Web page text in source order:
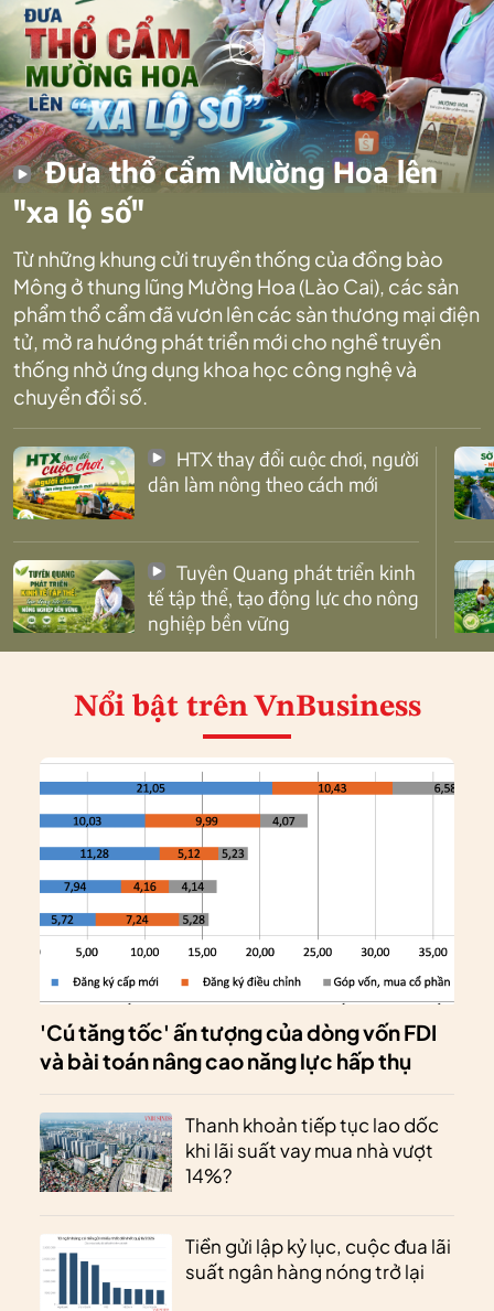
Đưa thổ cẩm Mường Hoa lên
"xa lộ số"
Từ những khung cửi truyền thống của đồng bào
Mông ở thung lũng Mường Hoa (Lào Cai), các sản
phẩm thổ cẩm đã vươn lên các sàn thương mại điện
tử, mở ra hướng phát triển mới cho nghề truyền
thống nhờ ứng dụng khoa học công nghệ và
chuyển đổi số.
dân làm nông theo cách mới
tế tập thể, tạo động lực cho nông
nghiệp bền vững
Nổi bật trên VnBusiness
'Cú tăng tốc' ấn tượng của dòng vốn FDI
và bài toán nâng cao năng lực hấp thụ
Thanh khoản tiếp tục lao dốc
khi lãi suất vay mua nhà vượt
14%?
Tiền gửi lập kỷ lục, cuộc đua lãi
suất ngân hàng nóng trở lại